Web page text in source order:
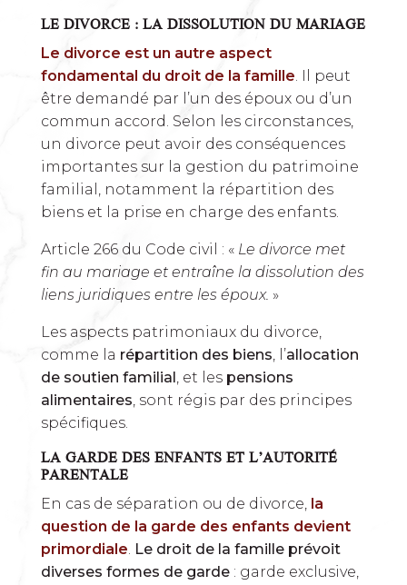
LE DIVORCE : LA DISSOLUTION DU MARIAGE
Le divorce est un autre aspect
fondamental du droit de la famille. Il peut
être demandé par l’un des époux ou d’un
commun accord. Selon les circonstances,
un divorce peut avoir des conséquences
importantes sur la gestion du patrimoine
familial, notamment la répartition des
biens et la prise en charge des enfants.
Article 266 du Code civil : « Le divorce met
fin au mariage et entraîne la dissolution des
liens juridiques entre les époux. »
Les aspects patrimoniaux du divorce,
comme la répartition des biens, l’allocation
de soutien familial , et les pensions
alimentaires, sont régis par des principes
spécifiques.
LA GARDE DES ENFANTS ET L’AUTORITÉ
PARENTALE
En cas de séparation ou de divorce,la
question de la garde des enfants devient
primordiale. Le droit de la famille prévoit
diverses formes de garde : garde exclusive,